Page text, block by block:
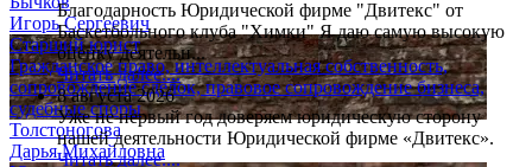
Игорь Сергеевич
Старший юрист
Гражданское право, интеллектуальная собственность,
сопровождение сделок, правовое сопровождение бизнеса,
судебные споры
Толстоногова
Дарья Михайловна
Благодарность Юридической фирме "Двитекс" от
Баскетбольного клуба "Химки" Я даю самую высокую
оценку деятельн...
Читать далее....
8 августа 2026
Уже не первый год доверяем юридическую сторону
нашей деятельности Юридической фирме «Двитекс».
Читать далее....